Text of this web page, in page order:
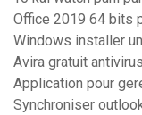
Office 2019 64 bits
Windows installer
Avira gratuit
Application pour
Synchroniser